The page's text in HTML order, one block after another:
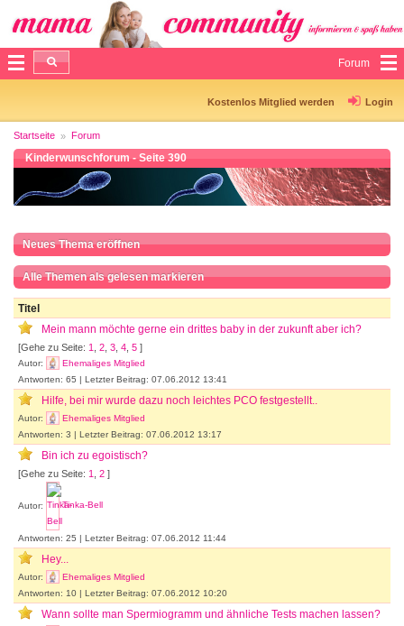
Forum
Kostenlos Mitglied werden Login
Startseite Forum
Kinderwunschforum - Seite 390
Neues Thema eröffnen
Alle Themen als gelesen markieren
Titel
Mein mann möchte gerne ein drittes baby in der zukunft aber ich?
[Gehe zu Seite: 1 2 3 4 5 ]
Autor:
Ehemaliges Mitglied
Antworten: 65 | Letzter Beitrag: 07.06.2012 13:41
Hilfe, bei mir wurde dazu noch leichtes PCO festgestellt..
Autor:
Ehemaliges Mitglied
Antworten: 3 | Letzter Beitrag: 07.06.2012 13:17
Bin ich zu egoistisch?
[Gehe zu Seite: 1 2 ]
Autor: Tinka-Bell
Antworten: 25 | Letzter Beitrag: 07.06.2012 11:44
Hey...
Autor:
Ehemaliges Mitglied
Antworten: 10 | Letzter Beitrag: 07.06.2012 10:20
Wann sollte man Spermiogramm und ähnliche Tests machen lassen?